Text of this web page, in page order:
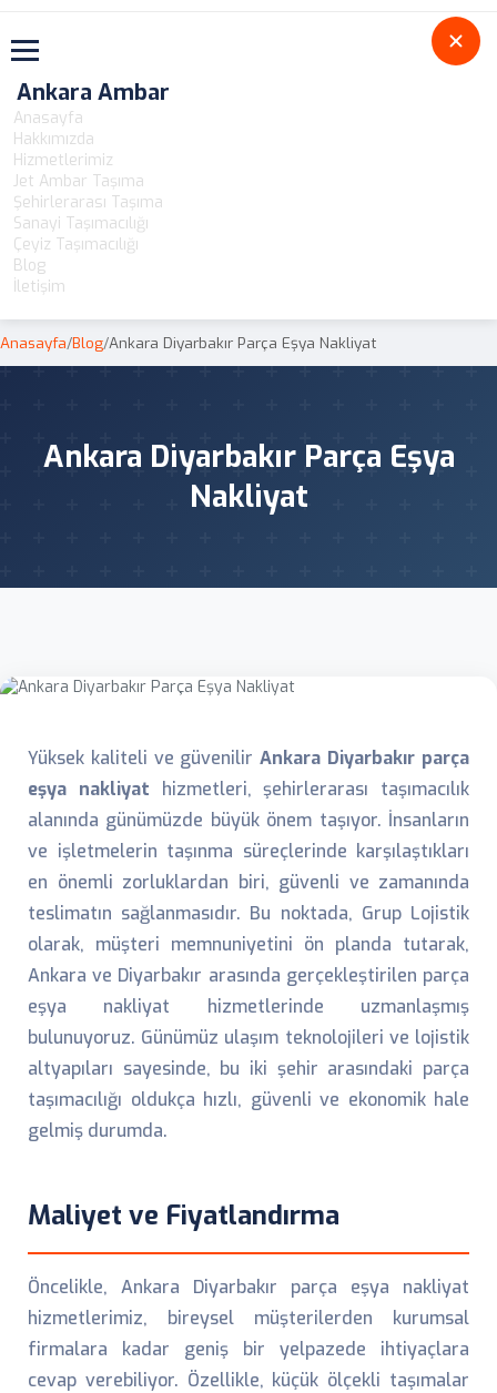
Toggle navigation
Ankara Ambar
Anasayfa
Hakkımızda
Hizmetlerimiz
Jet Ambar Taşıma
Şehirlerarası Taşıma
Sanayi Taşımacılığı
Çeyiz Taşımacılığı
Blog
İletişim
Anasayfa/Blog/Ankara Diyarbakır Parça Eşya Nakliyat
Ankara Diyarbakır Parça Eşya
Nakliyat
Yüksek kaliteli ve güvenilirAnkara Diyarbakır parça
eşya nakliyat hizmetleri, şehirlerarası taşımacılık
alanında günümüzde büyük önem taşıyor. İnsanların
ve işletmelerin taşınma süreçlerinde karşılaştıkları
en önemli zorluklardan biri, güvenli ve zamanında
teslimatın sağlanmasıdır. Bu noktada, Grup Lojistik
olarak, müşteri memnuniyetini ön planda tutarak,
Ankara ve Diyarbakır arasında gerçekleştirilen parça
eşya nakliyat hizmetlerinde uzmanlaşmış
bulunuyoruz. Günümüz ulaşım teknolojileri ve lojistik
altyapıları sayesinde, bu iki şehir arasındaki parça
taşımacılığı oldukça hızlı, güvenli ve ekonomik hale
gelmiş durumda.
Maliyet ve Fiyatlandırma
Öncelikle, Ankara Diyarbakır parça eşya nakliyat
hizmetlerimiz, bireysel müşterilerden kurumsal
firmalara kadar geniş bir yelpazede ihtiyaçlara
cevap verebiliyor. Özellikle, küçük ölçekli taşımalar